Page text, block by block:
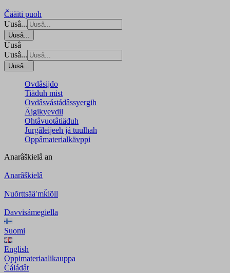
Čääiti puoh
Uusâ...
Uusâ...
Uusâ
Uusâ...
Uusâ...
Ovdâsijđo
Tiäđuh mist
Ovdâsvástádâssyergih
Äigikyevdil
Ohtâvuotâtiäđuh
Jurgâleijeeh já tuulhah
Oppâmaterialkävppi
Anarâškielâ an
Anarâškielâ
Nuõrttsääʹmǩiõll
Davvisámegiella
Suomi
English
Oppimateriaalikauppa
Čáládât